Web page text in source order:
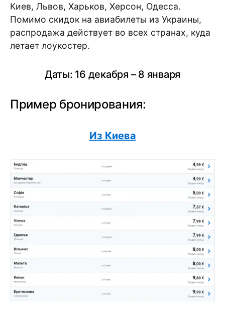
Киев, Львов, Харьков, Херсон, Одесса.
Помимо скидок на авиабилеты из Украины,
распродажа действует во всех странах, куда
летает лоукостер.
Даты: 16 декабря – 8 января
Пример бронирования:
Из Киева